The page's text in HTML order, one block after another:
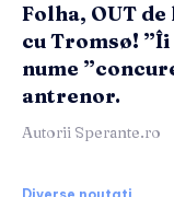
Folha, OUT
cu Tromsø! ”Îi
nume
antrenor.
Autorii Sperante.ro